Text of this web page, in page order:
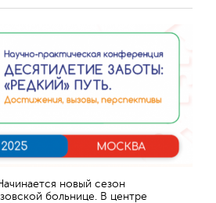
новый сезон
больнице. В центре